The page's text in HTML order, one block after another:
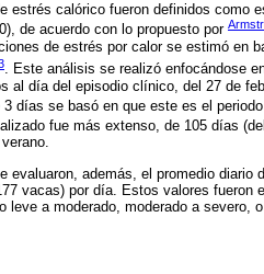
estrés calórico fueron definidos como
de acuerdo con lo propuesto por
de estrés por calor se estimó en
. Este análisis se realizó enfocándose
al día del episodio clínico, del 27 de
días se basó en que este es el
fue más extenso, de 105 días
evaluaron, además, el promedio
vacas) por día. Estos valores
leve a moderado, moderado a severo,